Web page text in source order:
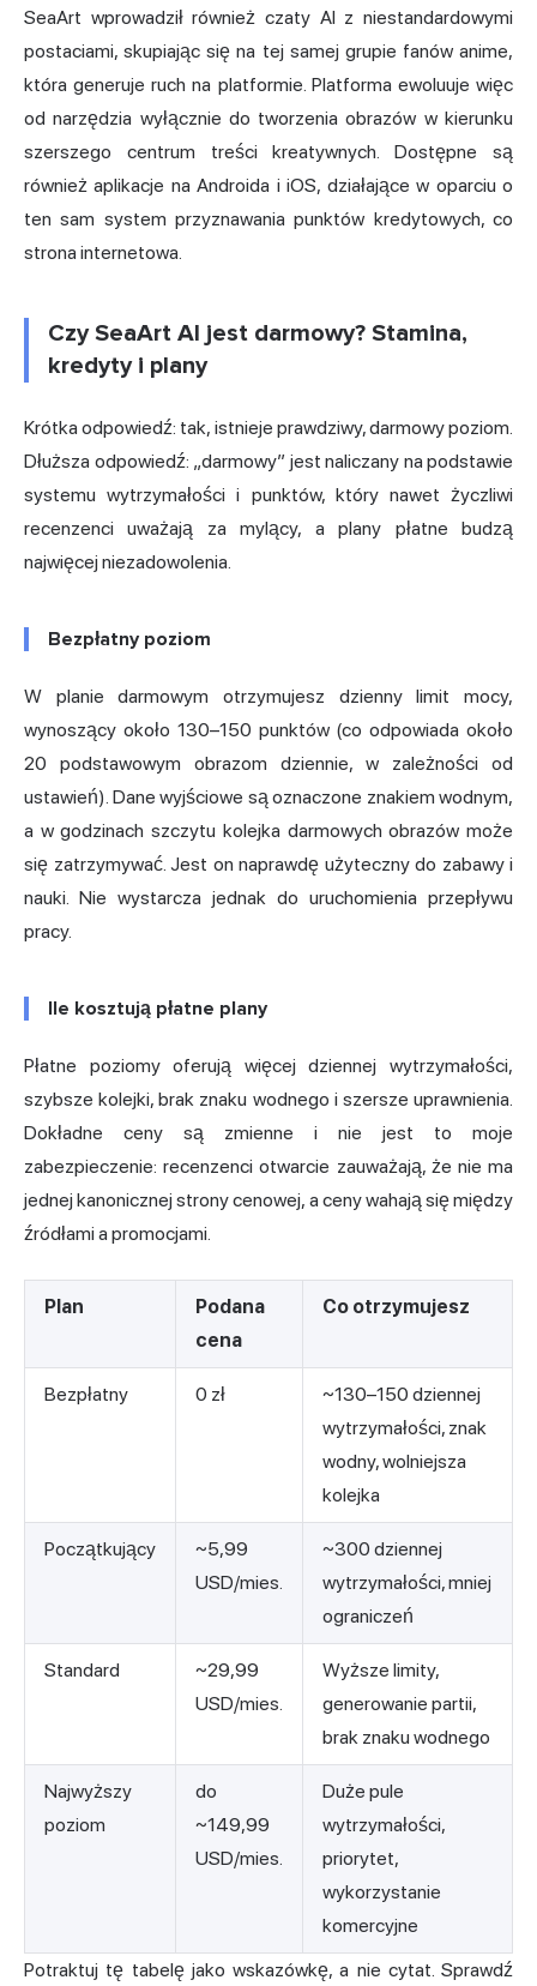
SeaArt wprowadził również czaty AI z niestandardowymi
postaciami, skupiając się na tej samej grupie fanów anime,
która generuje ruch na platformie. Platforma ewoluuje więc
od narzędzia wyłącznie do tworzenia obrazów w kierunku
szerszego centrum treści kreatywnych. Dostępne są
również aplikacje na Androida i iOS, działające w oparciu o
ten sam system przyznawania punktów kredytowych, co
strona internetowa.
Czy SeaArt AI jest darmowy? Stamina,
kredyty i plany
Krótka odpowiedź: tak, istnieje prawdziwy, darmowy poziom.
Dłuższa odpowiedź: „darmowy” jest naliczany na podstawie
systemu wytrzymałości i punktów, który nawet życzliwi
recenzenci uważają za mylący, a plany płatne budzą
najwięcej niezadowolenia.
Bezpłatny poziom
W planie darmowym otrzymujesz dzienny limit mocy,
wynoszący około 130–150 punktów (co odpowiada około
20 podstawowym obrazom dziennie, w zależności od
ustawień). Dane wyjściowe są oznaczone znakiem wodnym,
a w godzinach szczytu kolejka darmowych obrazów może
się zatrzymywać. Jest on naprawdę użyteczny do zabawy i
nauki. Nie wystarcza jednak do uruchomienia przepływu
pracy.
Ile kosztują płatne plany
Płatne poziomy oferują więcej dziennej wytrzymałości,
szybsze kolejki, brak znaku wodnego i szersze uprawnienia.
Dokładne ceny są zmienne i nie jest to moje
zabezpieczenie: recenzenci otwarcie zauważają, że nie ma
jednej kanonicznej strony cenowej, a ceny wahają się między
źródłami a promocjami.
Plan
Podana
cena
Co otrzymujesz
Bezpłatny 0 zł
~130–150 dziennej
wytrzymałości, znak
wodny, wolniejsza
kolejka
Początkujący
~5,99
USD/mies.
~300 dziennej
wytrzymałości, mniej
ograniczeń
Standard
~29,99
USD/mies.
Wyższe limity,
generowanie partii,
brak znaku wodnego
Najwyższy
poziom
do
~149,99
USD/mies.
Duże pule
wytrzymałości,
priorytet,
wykorzystanie
komercyjne
Potraktuj tę tabelę jako wskazówkę, a nie cytat. Sprawdź